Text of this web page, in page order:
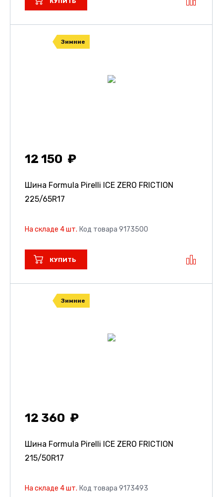
Зимние
12 150
Шина Formula Pirelli ICE ZERO FRICTION
225/65R17
На складе 4 шт. Код товара 9173500
КУПИТЬ
Зимние
12 360
Шина Formula Pirelli ICE ZERO FRICTION
215/50R17
На складе 4 шт. Код товара 9173493